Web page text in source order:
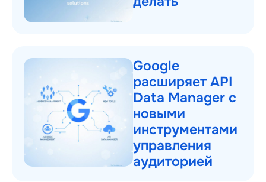
Google
расширяет API
Data Manager с
новыми
инструментами
управления
аудиторией